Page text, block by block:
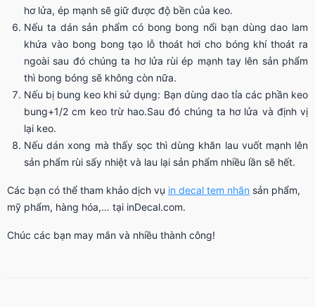
hơ lửa, ép mạnh sẽ giữ được độ bền của keo.
Nếu ta dán sản phẩm có bong bong nổi bạn dùng dao lam
khứa vào bong bong tạo lỗ thoát hơi cho bóng khí thoát ra
ngoài sau đó chúng ta hơ lửa rùi ép mạnh tay lên sản phẩm
thì bong bóng sẽ không còn nữa.
Nếu bị bung keo khi sử dụng: Bạn dùng dao tỉa các phần keo
bung+1/2 cm keo trừ hao.Sau đó chúng ta hơ lửa và định vị
lại keo.
Nếu dán xong mà thấy sọc thì dùng khăn lau vuốt mạnh lên
sản phẩm rùi sấy nhiệt và lau lại sản phẩm nhiều lần sẽ hết.
Các bạn có thể tham khảo dịch vụ in decal tem nhãn sản phẩm,
mỹ phẩm, hàng hóa,… tại inDecal.com.
Chúc các bạn may mắn và nhiều thành công!